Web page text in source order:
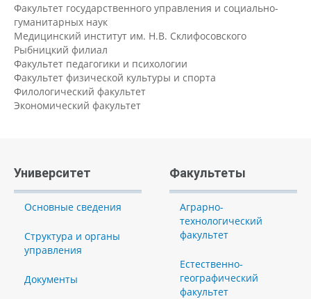
Факультет государственного управления и социально-
гуманитарных наук
Медицинский институт им. Н.В. Склифосовского
Рыбницкий филиал
Факультет педагогики и психологии
Факультет физической культуры и спорта
Филологический факультет
Экономический факультет
Университет
Основные сведения
Структура и органы
управления
Документы
Факультеты
Аграрно-
технологический
факультет
Естественно-
географический
факультет